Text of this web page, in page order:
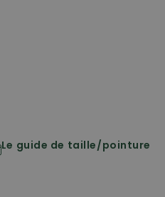
Le guide de taille/pointure